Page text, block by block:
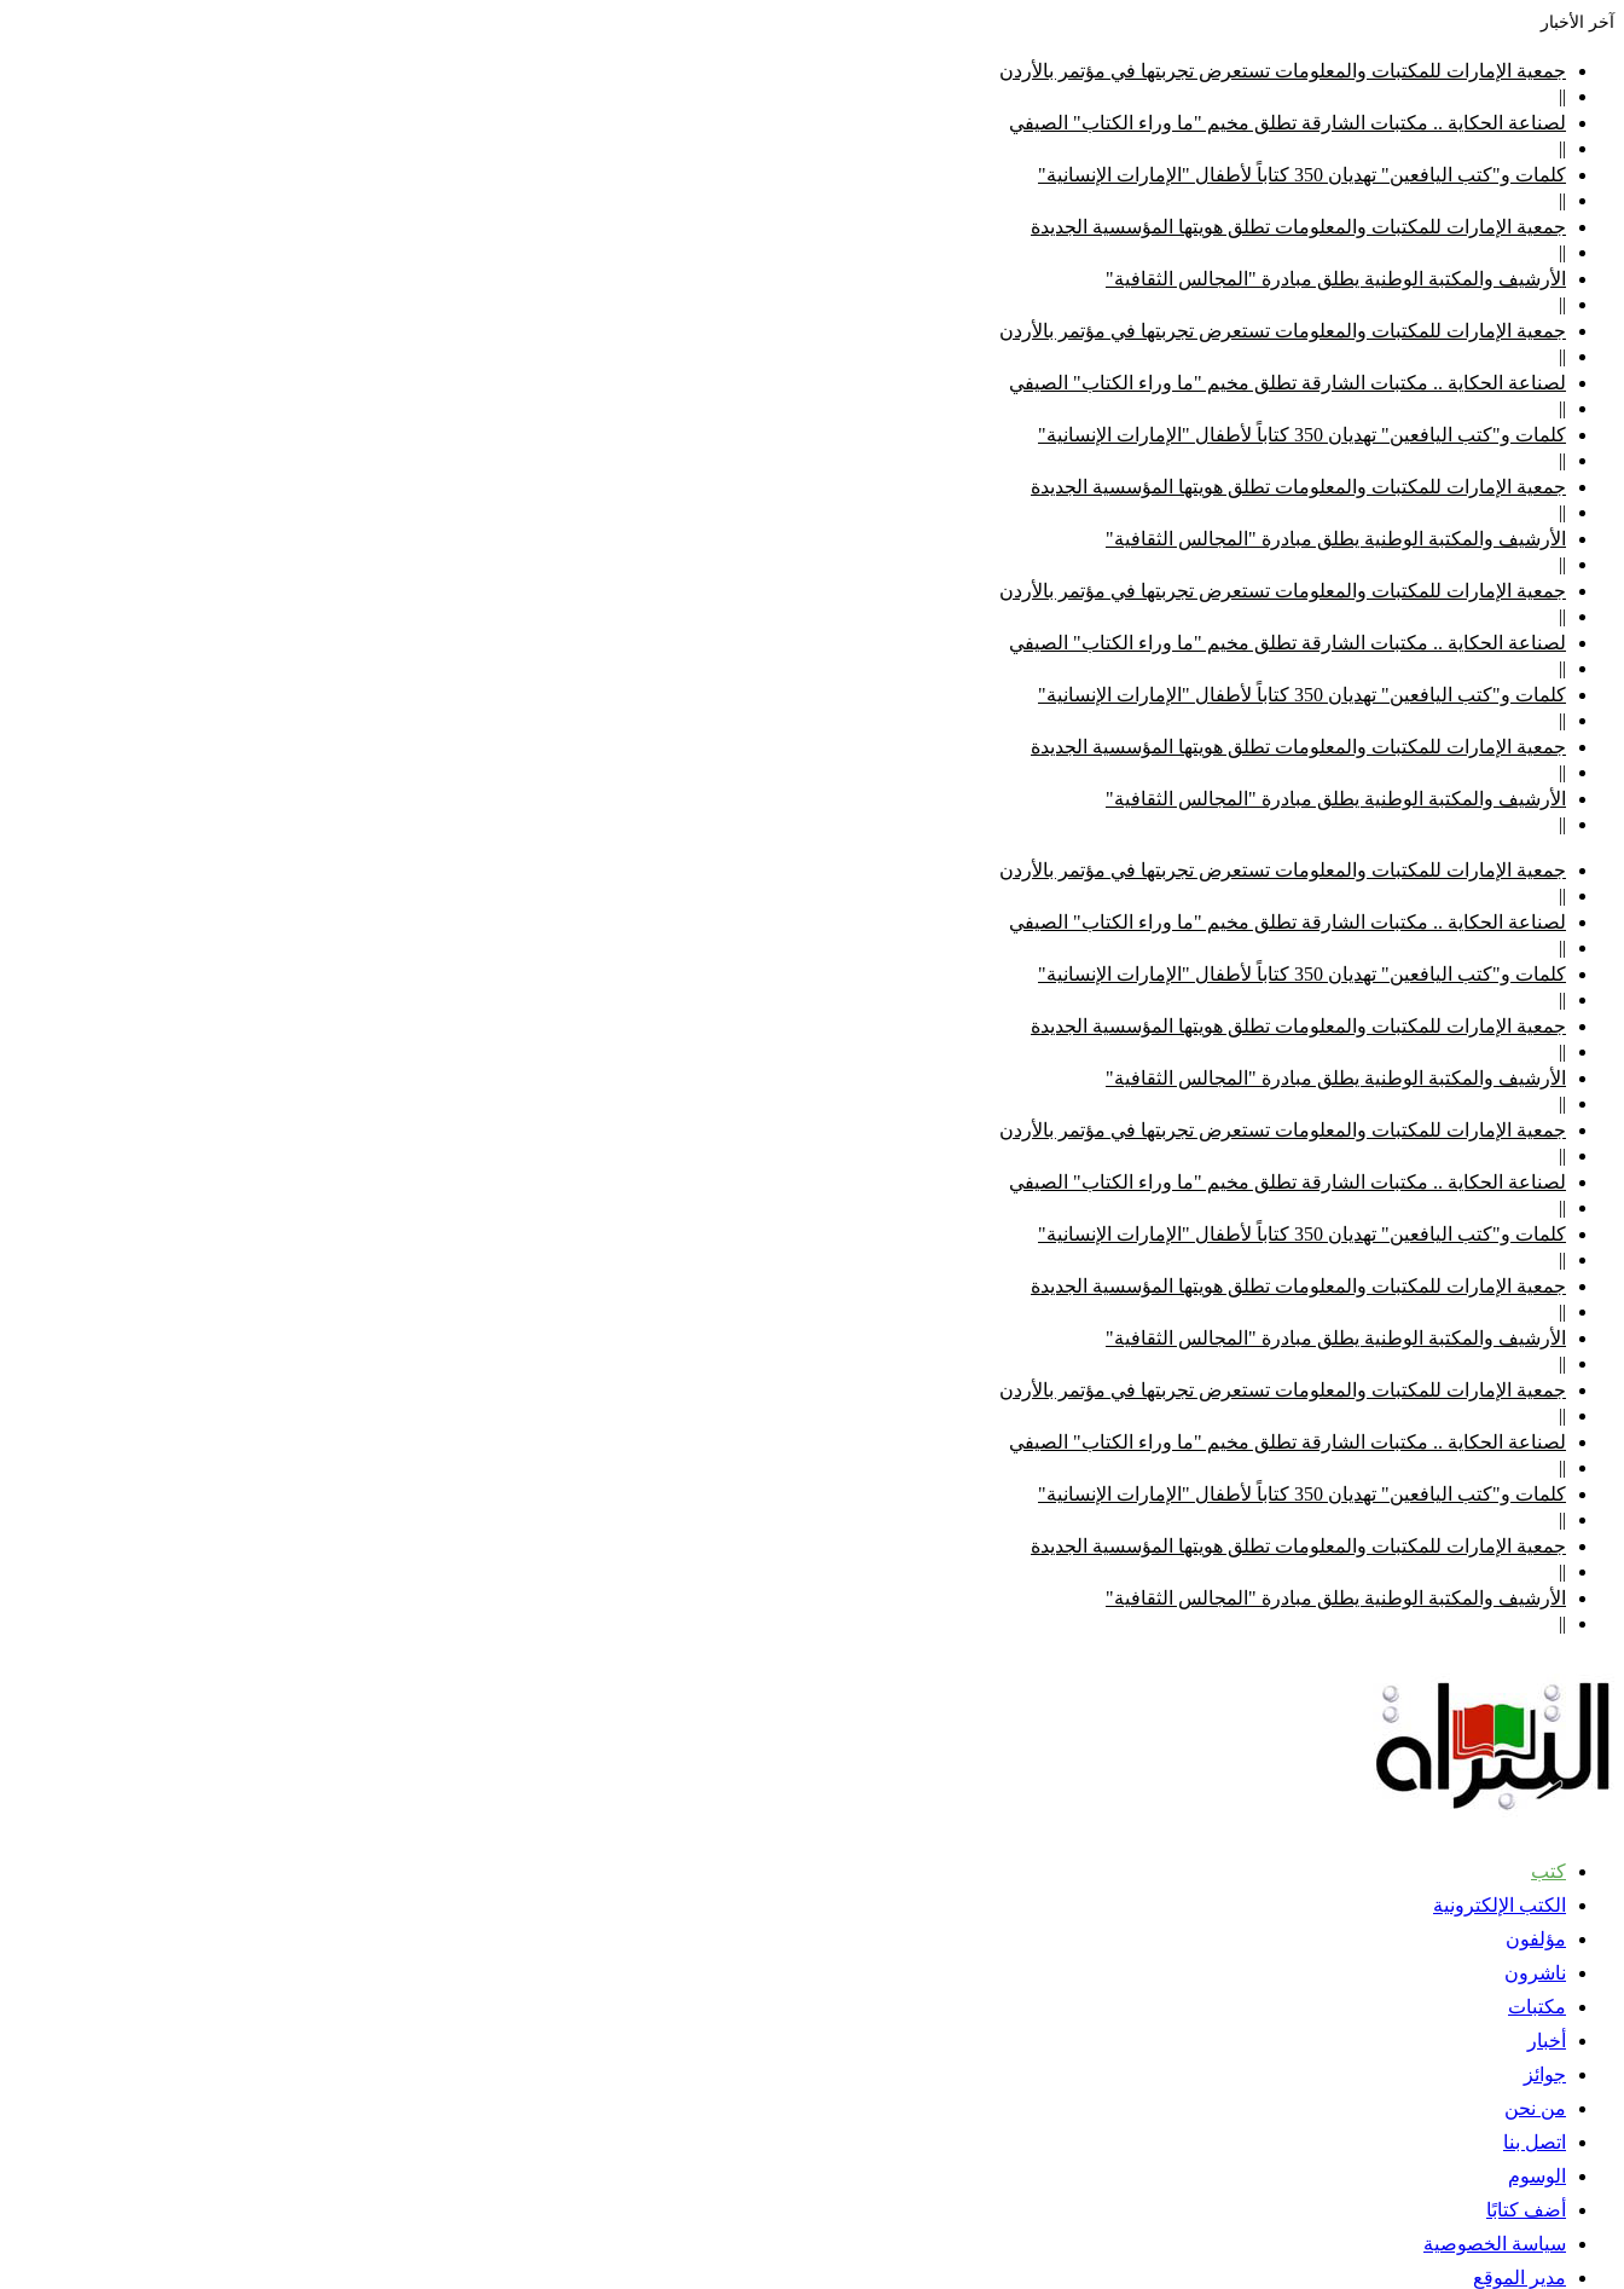
آخر الأخبار
جمعية الإمارات للمكتبات والمعلومات تستعرض تجربتها في مؤتمر بالأردن
||
لصناعة الحكاية .. مكتبات الشارقة تطلق مخيم "ما وراء الكتاب" الصيفي
||
كلمات و"كتب اليافعين" تهديان 350 كتاباً لأطفال "الإمارات الإنسانية"
||
جمعية الإمارات للمكتبات والمعلومات تطلق هويتها المؤسسية الجديدة
||
الأرشيف والمكتبة الوطنية يطلق مبادرة "المجالس الثقافية"
||
جمعية الإمارات للمكتبات والمعلومات تستعرض تجربتها في مؤتمر بالأردن
||
لصناعة الحكاية .. مكتبات الشارقة تطلق مخيم "ما وراء الكتاب" الصيفي
||
كلمات و"كتب اليافعين" تهديان 350 كتاباً لأطفال "الإمارات الإنسانية"
||
جمعية الإمارات للمكتبات والمعلومات تطلق هويتها المؤسسية الجديدة
||
الأرشيف والمكتبة الوطنية يطلق مبادرة "المجالس الثقافية"
||
جمعية الإمارات للمكتبات والمعلومات تستعرض تجربتها في مؤتمر بالأردن
||
لصناعة الحكاية .. مكتبات الشارقة تطلق مخيم "ما وراء الكتاب" الصيفي
||
كلمات و"كتب اليافعين" تهديان 350 كتاباً لأطفال "الإمارات الإنسانية"
||
جمعية الإمارات للمكتبات والمعلومات تطلق هويتها المؤسسية الجديدة
||
الأرشيف والمكتبة الوطنية يطلق مبادرة "المجالس الثقافية"
||
جمعية الإمارات للمكتبات والمعلومات تستعرض تجربتها في مؤتمر بالأردن
||
لصناعة الحكاية .. مكتبات الشارقة تطلق مخيم "ما وراء الكتاب" الصيفي
||
كلمات و"كتب اليافعين" تهديان 350 كتاباً لأطفال "الإمارات الإنسانية"
||
جمعية الإمارات للمكتبات والمعلومات تطلق هويتها المؤسسية الجديدة
||
الأرشيف والمكتبة الوطنية يطلق مبادرة "المجالس الثقافية"
||
جمعية الإمارات للمكتبات والمعلومات تستعرض تجربتها في مؤتمر بالأردن
||
لصناعة الحكاية .. مكتبات الشارقة تطلق مخيم "ما وراء الكتاب" الصيفي
||
كلمات و"كتب اليافعين" تهديان 350 كتاباً لأطفال "الإمارات الإنسانية"
||
جمعية الإمارات للمكتبات والمعلومات تطلق هويتها المؤسسية الجديدة
||
الأرشيف والمكتبة الوطنية يطلق مبادرة "المجالس الثقافية"
||
جمعية الإمارات للمكتبات والمعلومات تستعرض تجربتها في مؤتمر بالأردن
||
لصناعة الحكاية .. مكتبات الشارقة تطلق مخيم "ما وراء الكتاب" الصيفي
||
كلمات و"كتب اليافعين" تهديان 350 كتاباً لأطفال "الإمارات الإنسانية"
||
جمعية الإمارات للمكتبات والمعلومات تطلق هويتها المؤسسية الجديدة
||
الأرشيف والمكتبة الوطنية يطلق مبادرة "المجالس الثقافية"
||
كتب
الكتب الإلكترونية
مؤلفون
ناشرون
مكتبات
أخبار
جوائز
من نحن
اتصل بنا
الوسوم
أضف كتابًا
سياسة الخصوصية
مدير الموقع